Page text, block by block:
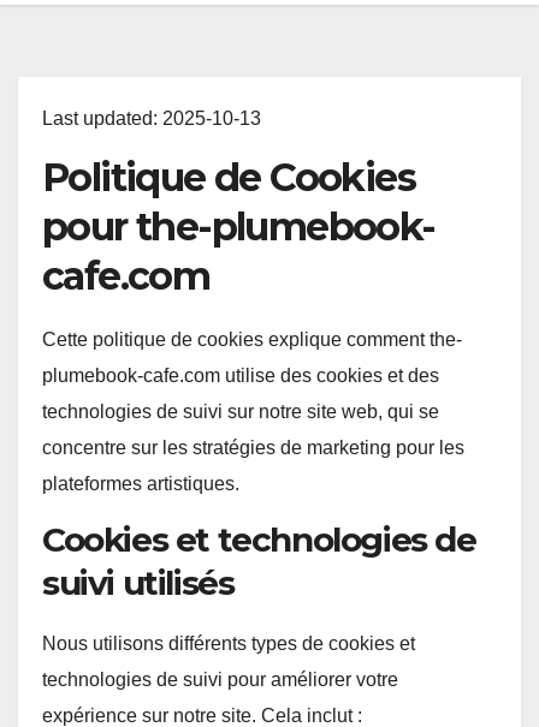
Last updated: 2025-10-13
Politique de Cookies
pour the-plumebook-
cafe.com
Cette politique de cookies explique comment the-
plumebook-cafe.com utilise des cookies et des
technologies de suivi sur notre site web, qui se
concentre sur les stratégies de marketing pour les
plateformes artistiques.
Cookies et technologies de
suivi utilisés
Nous utilisons différents types de cookies et
technologies de suivi pour améliorer votre
expérience sur notre site. Cela inclut :